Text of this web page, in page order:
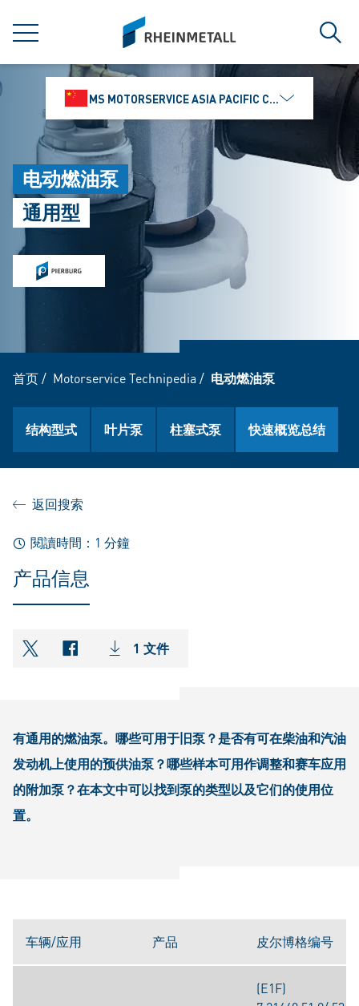
菜单
siteLogo
搜索
MS MOTORSERVICE ASIA PACIFIC CO., LTD.
电动燃油泵
通用型
首页/ Motorservice Technipedia / 电动燃油泵
结构型式 叶片泵 柱塞式泵 快速概览总结
返回搜索
閱讀時間：1 分鐘
产品信息
shareOntwitter
shareOnfacebook
1 文件
有通用的燃油泵。哪些可用于旧泵？是否有可在柴油和汽油
发动机上使用的预供油泵？哪些样本可用作调整和赛车应用
的附加泵？在本文中可以找到泵的类型以及它们的使用位
置。
车辆/应用 产品 皮尔博格编号
(E1F)